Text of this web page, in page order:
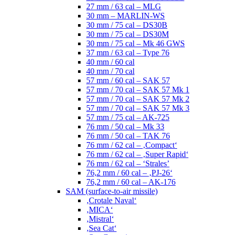
27 mm / 63 cal – MLG
30 mm – MARLIN-WS
30 mm / 75 cal – DS30B
30 mm / 75 cal – DS30M
30 mm / 75 cal – Mk 46 GWS
37 mm / 63 cal – Type 76
40 mm / 60 cal
40 mm / 70 cal
57 mm / 60 cal – SAK 57
57 mm / 70 cal – SAK 57 Mk 1
57 mm / 70 cal – SAK 57 Mk 2
57 mm / 70 cal – SAK 57 Mk 3
57 mm / 75 cal – AK-725
76 mm / 50 cal – Mk 33
76 mm / 50 cal – TAK 76
76 mm / 62 cal – ‚Compact‘
76 mm / 62 cal – ‚Super Rapid‘
76 mm / 62 cal – ‘Strales’
76,2 mm / 60 cal – ‚PJ-26‘
76,2 mm / 60 cal – AK-176
SAM (surface-to-air missile)
‚Crotale Naval‘
‚MICA‘
‚Mistral‘
‚Sea Cat‘